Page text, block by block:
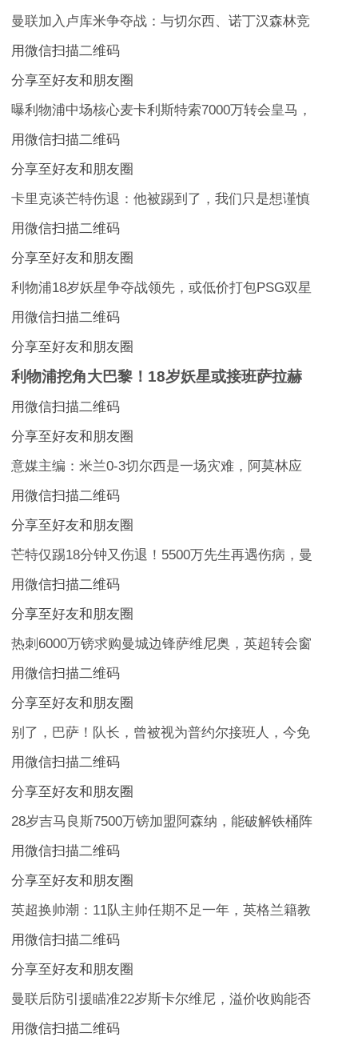
曼联加入卢库米争夺战：与切尔西、诺丁汉森林竞
用微信扫描二维码
分享至好友和朋友圈
曝利物浦中场核心麦卡利斯特索7000万转会皇马，
用微信扫描二维码
分享至好友和朋友圈
卡里克谈芒特伤退：他被踢到了，我们只是想谨慎
用微信扫描二维码
分享至好友和朋友圈
利物浦18岁妖星争夺战领先，或低价打包PSG双星
用微信扫描二维码
分享至好友和朋友圈
利物浦挖角大巴黎！18岁妖星或接班萨拉赫
用微信扫描二维码
分享至好友和朋友圈
意媒主编：米兰0-3切尔西是一场灾难，阿莫林应
用微信扫描二维码
分享至好友和朋友圈
芒特仅踢18分钟又伤退！5500万先生再遇伤病，曼
用微信扫描二维码
分享至好友和朋友圈
热刺6000万镑求购曼城边锋萨维尼奥，英超转会窗
用微信扫描二维码
分享至好友和朋友圈
别了，巴萨！队长，曾被视为普约尔接班人，今免
用微信扫描二维码
分享至好友和朋友圈
28岁吉马良斯7500万镑加盟阿森纳，能破解铁桶阵
用微信扫描二维码
分享至好友和朋友圈
英超换帅潮：11队主帅任期不足一年，英格兰籍教
用微信扫描二维码
分享至好友和朋友圈
曼联后防引援瞄准22岁斯卡尔维尼，溢价收购能否
用微信扫描二维码